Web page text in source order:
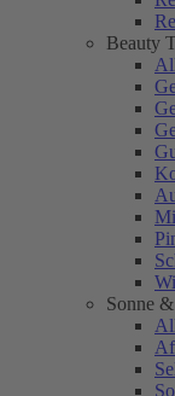
Beauty
Sonne